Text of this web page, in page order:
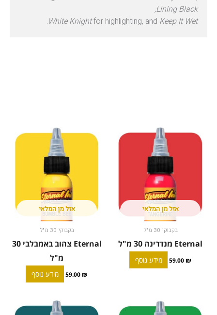
Lining Black,
White Knightfor highlighting, and Keep It Wet
.
אזל מן המלאי
בקבוקי 30 מ"ל
Eternal מנדרינה 30 מ"ל
59.00 ₪ מידע נוסף
אזל מן המלאי
בקבוקי 30 מ"ל
Eternal צהוב באמבלבי 30
מ"ל
59.00 ₪ מידע נוסף